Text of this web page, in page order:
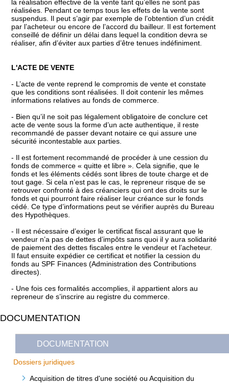
la réalisation effective de la vente tant qu’elles ne sont pas
réalisées. Pendant ce temps tous les effets de la vente sont
suspendus. Il peut s’agir par exemple de l’obtention d’un crédit
par l’acheteur ou encore de l’accord du bailleur. Il est fortement
conseillé de définir un délai dans lequel la condition devra se
réaliser, afin d’éviter aux parties d’être tenues indéfiniment.
L'ACTE DE VENTE
- L’acte de vente reprend le compromis de vente et constate
que les conditions sont réalisées. Il doit contenir les mêmes
informations relatives au fonds de commerce.
- Bien qu’il ne soit pas légalement obligatoire de conclure cet
acte de vente sous la forme d’un acte authentique, il reste
recommandé de passer devant notaire ce qui assure une
sécurité incontestable aux parties.
- Il est fortement recommandé de procéder à une cession du
fonds de commerce « quitte et libre ». Cela signifie, que le
fonds et les éléments cédés sont libres de toute charge et de
tout gage. Si cela n’est pas le cas, le repreneur risque de se
retrouver confronté à des créanciers qui ont des droits sur le
fonds et qui pourront faire réaliser leur créance sur le fonds
cédé. Ce type d’informations peut se vérifier auprès du Bureau
des Hypothèques.
- Il est nécessaire d’exiger le certificat fiscal assurant que le
vendeur n’a pas de dettes d’impôts sans quoi il y aura solidarité
de paiement des dettes fiscales entre le vendeur et l’acheteur.
Il faut ensuite expédier ce certificat et notifier la cession du
fonds au SPF Finances (Administration des Contributions
directes).
- Une fois ces formalités accomplies, il appartient alors au
repreneur de s’inscrire au registre du commerce.
DOCUMENTATION
DOCUMENTATION
Dossiers juridiques
Acquisition de titres d'une société ou Acquisition du